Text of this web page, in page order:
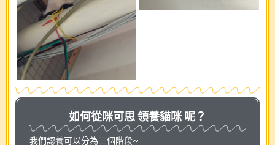
如何從咪可思 領養貓咪 呢？
我們認養可以分為三個階段~